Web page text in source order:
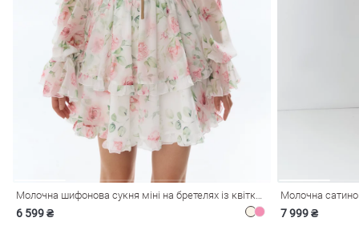
Молочна шифонова сукня міні на бретелях із квітковим принтом
6 599 ₴ 7 999 ₴